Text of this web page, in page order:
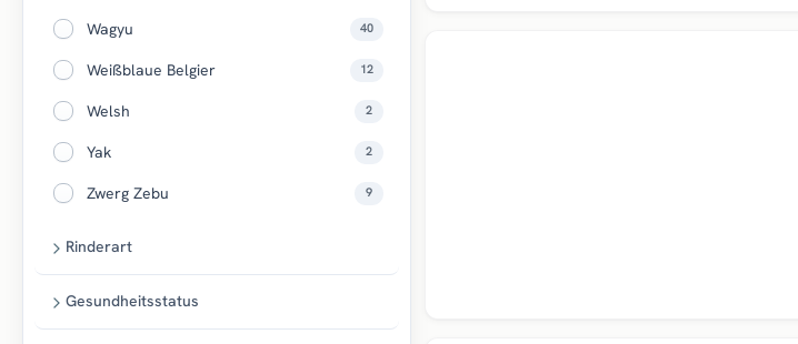
Wagyu 40
Weißblaue Belgier 12
Welsh 2
Yak 2
Zwerg Zebu 9
Rinderart
Gesundheitsstatus